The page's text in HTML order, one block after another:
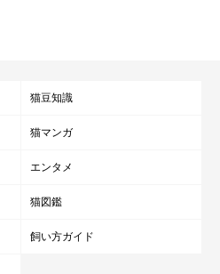
猫豆知識
猫マンガ
エンタメ
猫図鑑
飼い方ガイド